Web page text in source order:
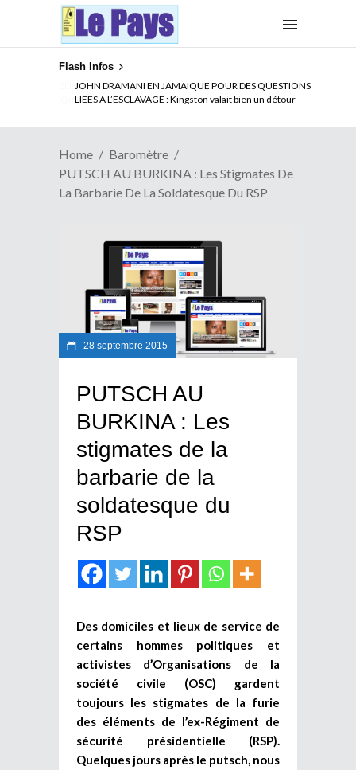
Flash Infos
ELECTION DE TALON A LA TETE DU SENAT BENINOIS :
Quand Patrice quitte le pouvoir sans partir !
Home
Baromètre
PUTSCH AU BURKINA : Les Stigmates De
La Barbarie De La Soldatesque Du RSP
28 septembre 2015
PUTSCH AU
BURKINA : Les
stigmates de la
barbarie de la
soldatesque du
RSP
Des domiciles et lieux de service de
certains hommes politiques et
activistes d’Organisations de la
société civile (OSC) gardent
toujours les stigmates de la furie
des éléments de l’ex-Régiment de
sécurité présidentielle (RSP).
Quelques jours après le putsch, nous